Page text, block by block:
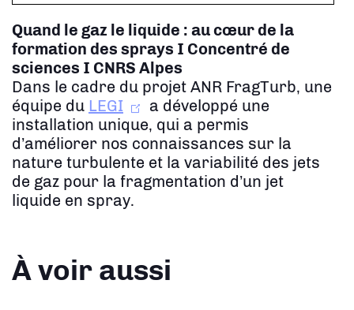
Quand le gaz le liquide : au cœur de la
formation des sprays I Concentré de
sciences I CNRS Alpes
Dans le cadre du projet ANR FragTurb, une
équipe du LEGI
a développé une
installation unique, qui a permis
d’améliorer nos connaissances sur la
nature turbulente et la variabilité des jets
de gaz pour la fragmentation d’un jet
liquide en spray.
À voir aussi